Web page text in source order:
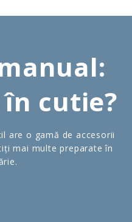
cutie?
are o gamă de accesorii
mai multe preparate în